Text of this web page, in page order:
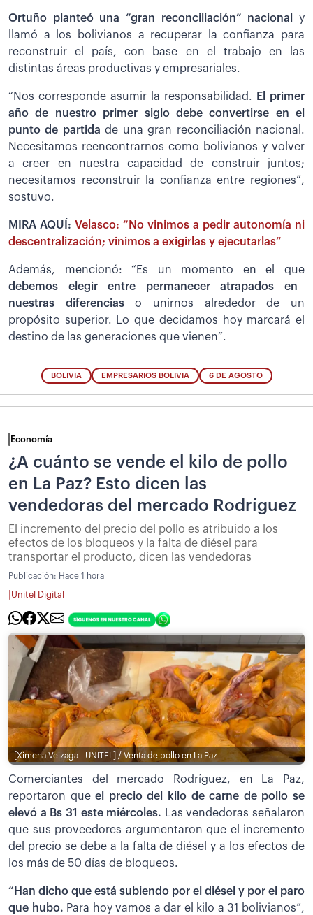
Ortuño planteó una “gran reconciliación” nacional
y
llamó a los bolivianos a recuperar la confianza para
reconstruir el país, con base en el trabajo en las
distintas áreas productivas y empresariales.
“Nos corresponde asumir la responsabilidad.
El primer
año de nuestro primer siglo debe convertirse en el
punto de partida de una gran reconciliación nacional.
Necesitamos reencontrarnos como bolivianos y volver
a creer en nuestra capacidad de construir juntos;
necesitamos reconstruir la confianza entre regiones”,
sostuvo.
MIRA AQUÍ: Velasco: “No vinimos a pedir autonomía ni
descentralización; vinimos a exigirlas y ejecutarlas”
Además, mencionó: “Es un momento en el que
debemos elegir entre permanecer atrapados en
nuestras diferenciaso unirnos alrededor de un
propósito superior. Lo que decidamos hoy marcará el
destino de las generaciones que vienen”.
BOLIVIA EMPRESARIOS BOLIVIA 6 DE AGOSTO
Economía
¿A cuánto se vende el kilo de pollo
en La Paz? Esto dicen las
vendedoras del mercado Rodríguez
El incremento del precio del pollo es atribuido a los
efectos de los bloqueos y la falta de diésel para
transportar el producto, dicen las vendedoras
Publicación: Hace 1 hora
Unitel Digital
[Ximena Veizaga - UNITEL] / Venta de pollo en La Paz
Comerciantes del mercado Rodríguez, en La Paz,
reportaron queel precio del kilo de carne de pollo se
elevó a Bs 31 este miércoles. Las vendedoras señalaron
que sus proveedores argumentaron que el incremento
del precio se debe a la falta de diésel y a los efectos de
los más de 50 días de bloqueos.
“Han dicho que está subiendo por el diésel y por el paro
que hubo. Para hoy vamos a dar el kilo a 31 bolivianos”,